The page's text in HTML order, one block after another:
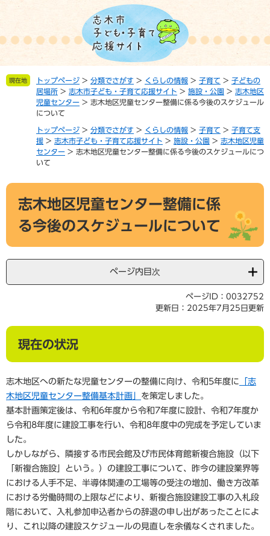
の
で
ー
ば 現在地 トップページ > 分類でさがす > くらしの情報 > 子育て > 子どもの
居場所 > 志木市子ども・子育て応援サイト > 施設・公園 > 志木地区
児童センター > 志木地区児童センター整備に係る今後のスケジュール
について
トップページ > 分類でさがす > くらしの情報 > 子育て > 子育て支
援 > 志木市子ども・子育て応援サイト > 施設・公園 > 志木地区児童
センター > 志木地区児童センター整備に係る今後のスケジュールにつ
いて
本
志木地区児童センター整備に係
る今後のスケジュールについて
ページ内目次
ページID：0032752
更新日：2025年7月25日更新
現在の状況
志木地区への新たな児童センターの整備に向け、令和5年度に 「志
木地区児童センター整備基本計画」 を策定しました。
基本計画策定後は、令和6年度から令和7年度に設計、令和7年度か
ら令和8年度に建設工事を行い、令和8年度中の完成を予定していま
した。
しかしながら、隣接する市民会館及び市民体育館新複合施設（以下
「新複合施設」という。）の建設工事について、昨今の建設業界等
における人手不足、半導体関連の工場等の受注の増加、働き方改革
における労働時間の上限などにより、新複合施設建設工事の入札段
階において、入札参加申込者からの辞退の申し出があったことによ
り、これ以降の建設スケジュールの見直しを余儀なくされました。